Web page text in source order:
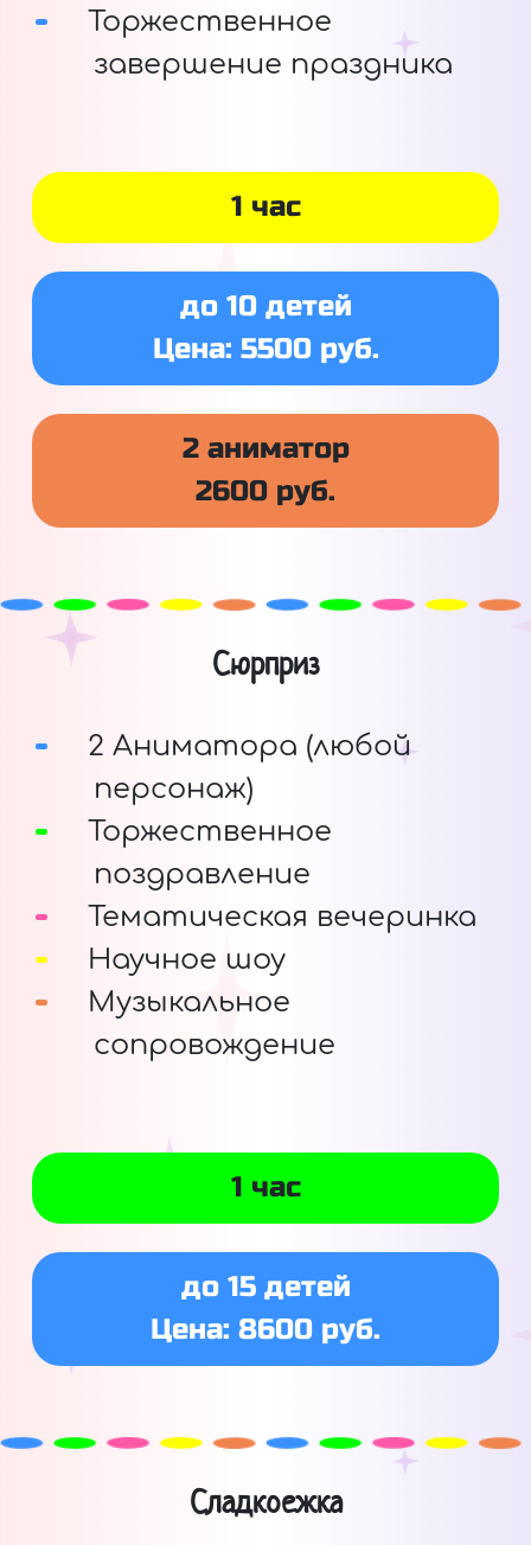
Торжественное
завершение праздника
1 час
до 10 детей
Цена: 5500 руб.
2 аниматор
2600 руб.
Сюрприз
2 Аниматора (любой
персонаж)
Торжественное
поздравление
Тематическая вечеринка
Научное шоу
Музыкальное
сопровождение
1 час
до 15 детей
Цена: 8600 руб.
Сладкоежка